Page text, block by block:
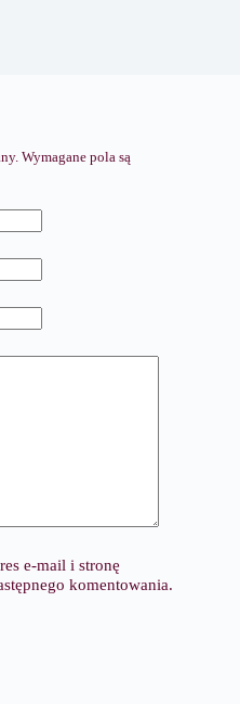
Wymagane pola są
e-mail i stronę
komentowania.